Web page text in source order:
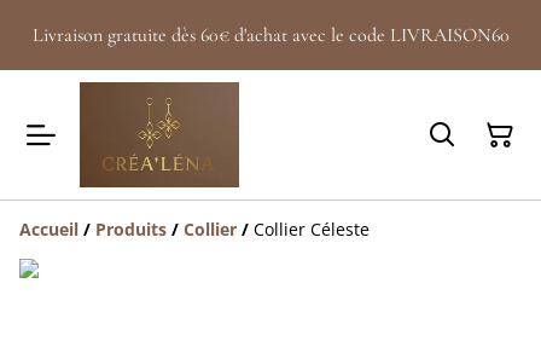
Livraison gratuite dès 60€ d'achat avec le code LIVRAISON60
Accueil / Produits / Collier / Collier Céleste